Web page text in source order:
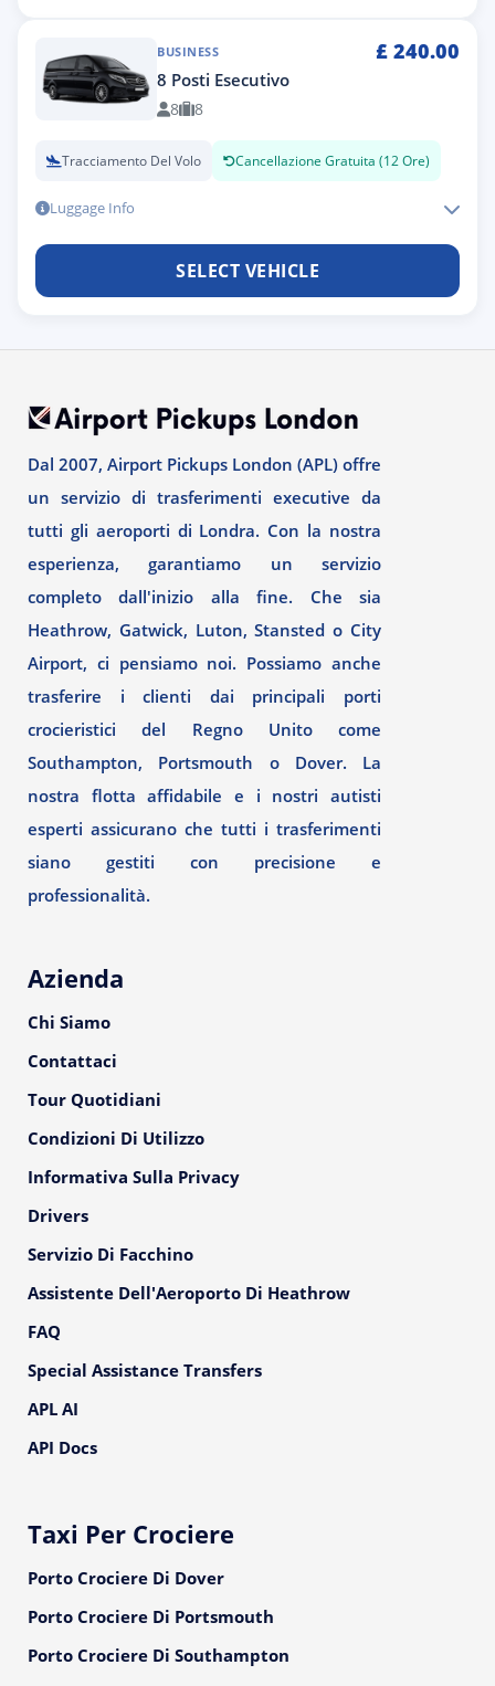
BUSINESS £ 240.00
8 Posti Esecutivo
8 8
Tracciamento Del Volo Cancellazione Gratuita (12 Ore)
Luggage Info
SELECT VEHICLE
Dal 2007, Airport Pickups London (APL) offre
un servizio di trasferimenti executive da
tutti gli aeroporti di Londra. Con la nostra
esperienza, garantiamo un servizio
completo dall'inizio alla fine. Che sia
Heathrow, Gatwick, Luton, Stansted o City
Airport, ci pensiamo noi. Possiamo anche
trasferire i clienti dai principali porti
crocieristici del Regno Unito come
Southampton, Portsmouth o Dover. La
nostra flotta affidabile e i nostri autisti
esperti assicurano che tutti i trasferimenti
siano gestiti con precisione e
professionalità.
Azienda
Chi Siamo
Contattaci
Tour Quotidiani
Condizioni Di Utilizzo
Informativa Sulla Privacy
Drivers
Servizio Di Facchino
Assistente Dell'Aeroporto Di Heathrow
FAQ
Special Assistance Transfers
APL AI
API Docs
Taxi Per Crociere
Porto Crociere Di Dover
Porto Crociere Di Portsmouth
Porto Crociere Di Southampton